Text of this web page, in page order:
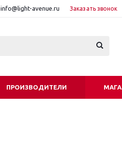
info@light-avenue.ru Заказать звонок
ПРОИЗВОДИТЕЛИ